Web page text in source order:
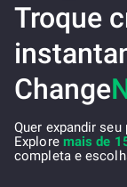
Troque
Change
Quer expandir
Explore mais de
completa e